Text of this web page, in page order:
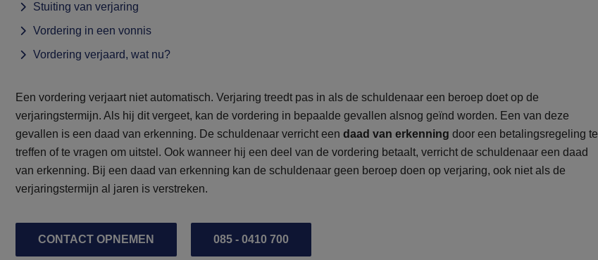
Stuiting van verjaring
Vordering in een vonnis
Vordering verjaard, wat nu?
Een vordering verjaart niet automatisch. Verjaring treedt pas in als de schuldenaar een beroep doet op de
verjaringstermijn. Als hij dit vergeet, kan de vordering in bepaalde gevallen alsnog geïnd worden. Een van deze
gevallen is een daad van erkenning. De schuldenaar verricht een daad van erkenning door een betalingsregeling te
treffen of te vragen om uitstel. Ook wanneer hij een deel van de vordering betaalt, verricht de schuldenaar een daad
van erkenning. Bij een daad van erkenning kan de schuldenaar geen beroep doen op verjaring, ook niet als de
verjaringstermijn al jaren is verstreken.
CONTACT OPNEMEN 085 - 0410 700